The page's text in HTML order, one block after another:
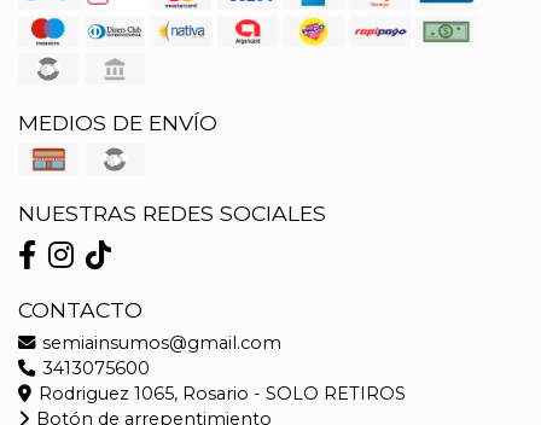
MEDIOS DE ENVÍO
NUESTRAS REDES SOCIALES
CONTACTO
semiainsumos@gmail.com
3413075600
Rodriguez 1065, Rosario - SOLO RETIROS
Botón de arrepentimiento